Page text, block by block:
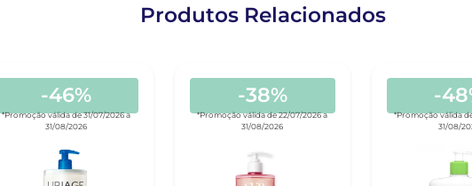
Produtos Relacionados
-46%
*Promoção válida de 31/07/2026 a
31/08/2026
-38%
*Promoção válida de 22/07/2026 a
31/08/2026
-
*Promoção válida
31/08/